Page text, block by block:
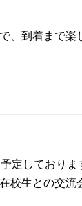
、到着まで楽
定しておりま
校生との交